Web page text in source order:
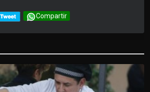
Compartir